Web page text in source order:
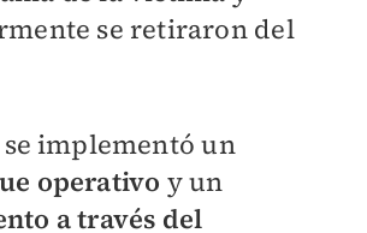
se retiraron del
implementó un
operativo y un
a través del